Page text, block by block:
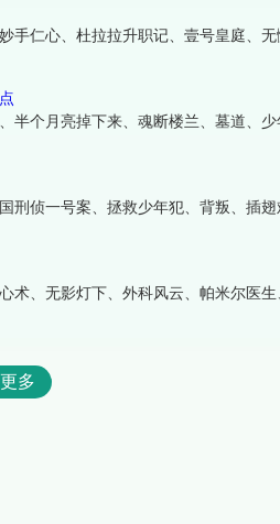
仁心、杜拉拉升职记、壹号皇庭、
个月亮掉下来、魂断楼兰、墓道、少
侦一号案、拯救少年犯、背叛、插
、无影灯下、外科风云、帕米尔医
多